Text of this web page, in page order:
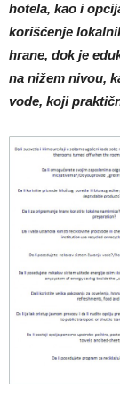
hotela, kao i
korišćenje
hrane, dok je
na nižem nivou,
vode, koji